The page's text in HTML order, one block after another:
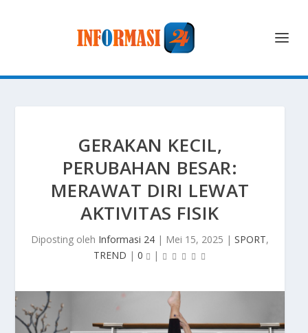
GERAKAN KECIL,
PERUBAHAN BESAR:
MERAWAT DIRI LEWAT
AKTIVITAS FISIK
Diposting oleh Informasi 24 | Mei 15, 2025 | SPORT,
TREND | 0 |